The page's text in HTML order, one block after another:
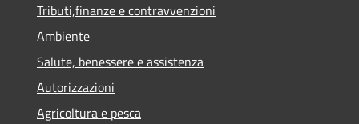
Tributi,finanze e contravvenzioni
Ambiente
Salute, benessere e assistenza
Autorizzazioni
Agricoltura e pesca